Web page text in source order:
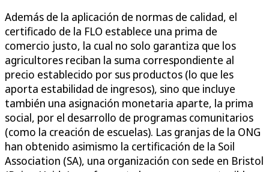
Además de la aplicación de normas de calidad, el
certificado de la FLO establece una prima de
comercio justo, la cual no solo garantiza que los
agricultores reciban la suma correspondiente al
precio establecido por sus productos (lo que les
aporta estabilidad de ingresos), sino que incluye
también una asignación monetaria aparte, la prima
social, por el desarrollo de programas comunitarios
(como la creación de escuelas). Las granjas de la ONG
han obtenido asimismo la certificación de la Soil
Association (SA), una organización con sede en Bristol